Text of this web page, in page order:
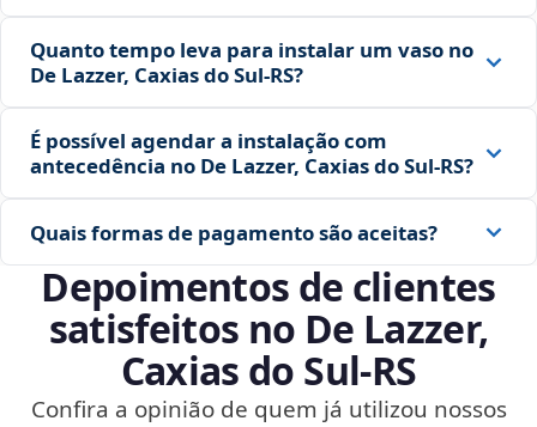
Quanto tempo leva para instalar um vaso no
De Lazzer, Caxias do Sul‑RS?
É possível agendar a instalação com
antecedência no De Lazzer, Caxias do Sul‑RS?
Quais formas de pagamento são aceitas?
Depoimentos de clientes
satisfeitos no De Lazzer,
Caxias do Sul‑RS
Confira a opinião de quem já utilizou nossos